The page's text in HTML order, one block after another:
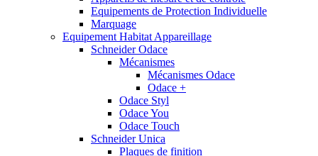
Equipements de Protection Individuelle
Marquage
Equipement Habitat Appareillage
Schneider Odace
Mécanismes
Mécanismes Odace
Odace +
Odace Styl
Odace You
Odace Touch
Schneider Unica
Plaques de finition